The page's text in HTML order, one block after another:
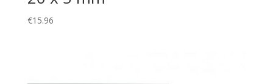
€15.96